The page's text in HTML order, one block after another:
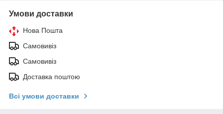
Умови доставки
Нова Пошта
Самовивіз
Самовивіз
Доставка поштою
Всі умови доставки